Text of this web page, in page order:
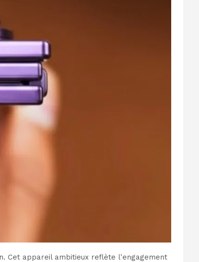
Cet appareil ambitieux reflète l'engagement